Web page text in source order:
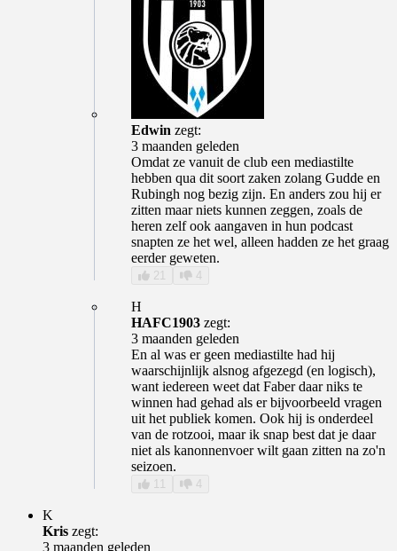
Edwin zegt:
3 maanden geleden
Omdat ze vanuit de club een mediastilte
hebben qua dit soort zaken zolang Gudde en
Rubingh nog bezig zijn. En anders zou hij er
zitten maar niets kunnen zeggen, zoals de
heren zelf ook aangaven in hun podcast
snapten ze het wel, alleen hadden ze het graag
eerder geweten.
21 4
H
HAFC1903 zegt:
3 maanden geleden
En al was er geen mediastilte had hij
waarschijnlijk alsnog afgezegd (en logisch),
want iedereen weet dat Faber daar niks te
winnen had gehad als er bijvoorbeeld vragen
uit het publiek komen. Ook hij is onderdeel
van de rotzooi, maar ik snap best dat je daar
niet als kanonnenvoer wilt gaan zitten na zo'n
seizoen.
11 4
K
Kris zegt:
3 maanden geleden